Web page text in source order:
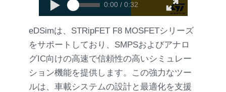
0:00 / 0:32
eDSimは、STRipFET F8 MOSFETシリーズ
をサポートしており、SMPSおよびアナロ
グIC向けの高速で信頼性の高いシミュレー
ション機能を提供します。この強力なツー
ルは、車載システムの設計と最適化を支援